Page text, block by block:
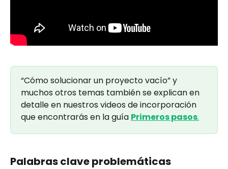
“Cómo solucionar un proyecto vacío” y
muchos otros temas también se explican en
detalle en nuestros videos de incorporación
que encontrarás en la guía Primeros pasos.
Palabras clave problemáticas